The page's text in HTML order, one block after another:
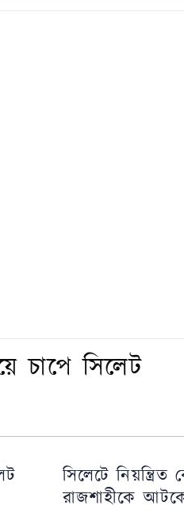
চাপে সিলেট
সিলেটে নিয়ন্ত্রিত
রাজশাহীকে